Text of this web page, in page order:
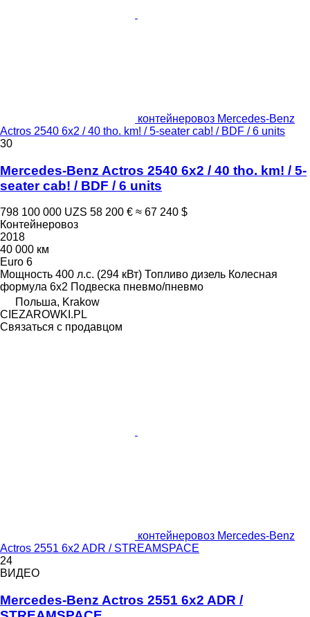
контейнеровоз Mercedes-Benz
Actros 2540 6x2 / 40 tho. km! / 5-seater cab! / BDF / 6 units
30
Mercedes-Benz Actros 2540 6x2 / 40 tho. km! / 5-
seater cab! / BDF / 6 units
798 100 000 UZS 58 200 € ≈ 67 240 $
Контейнеровоз
2018
40 000 км
Euro 6
Мощность 400 л.с. (294 кВт) Топливо дизель Колесная
формула 6x2 Подвеска пневмо/пневмо
Польша, Krakow
CIEZAROWKI.PL
Связаться с продавцом
контейнеровоз Mercedes-Benz
Actros 2551 6x2 ADR / STREAMSPACE
24
ВИДЕО
Mercedes-Benz Actros 2551 6x2 ADR /